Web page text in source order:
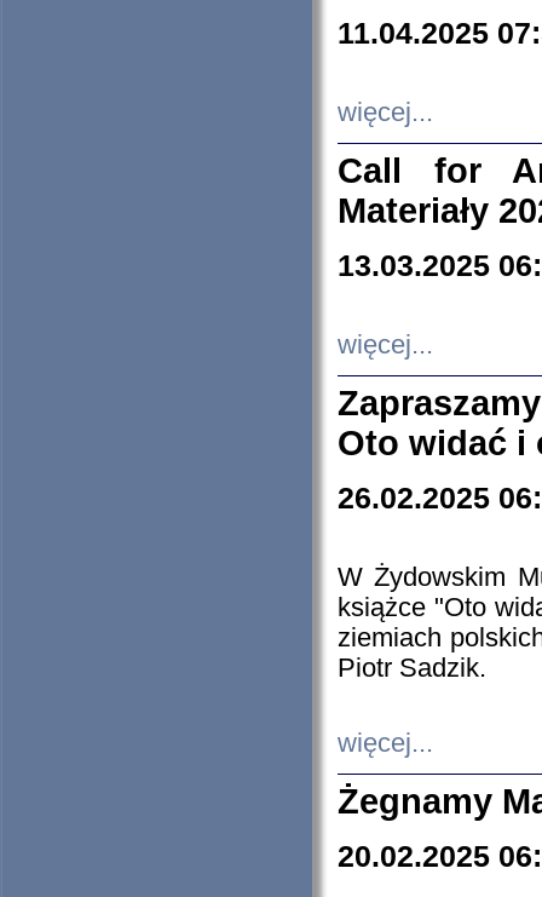
11.04.2025
więcej...
Call for
Materiały
13.03.2025
więcej...
Oto widać i
26.02.2025
W Żydowskim
książce "Oto
ziemiach
Piotr Sadzik.
więcej...
Żegnamy
20.02.2025